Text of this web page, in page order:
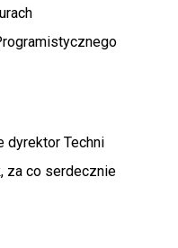
dyrektor Techni
, za co serdecznie